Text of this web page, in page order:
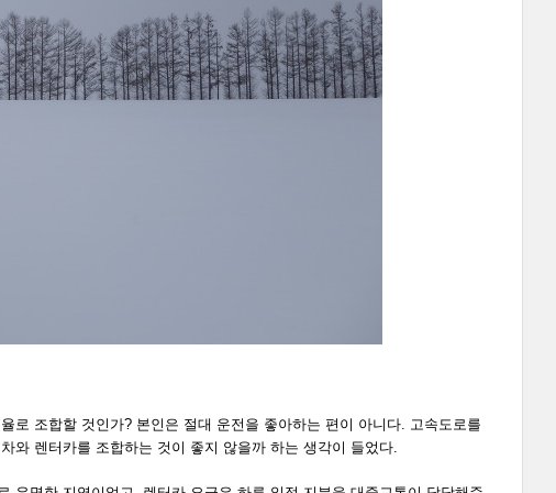
로 조합할 것인가? 본인은 절대 운전을 좋아하는 편이 아니다. 고속도로를
와 렌터카를 조합하는 것이 좋지 않을까 하는 생각이 들었다.